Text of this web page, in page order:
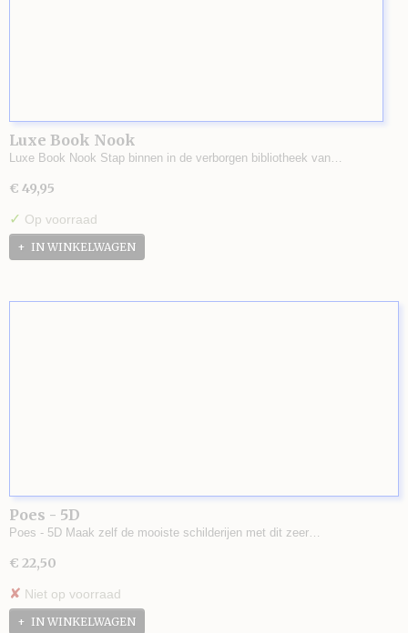
Luxe Book Nook
Luxe Book Nook Stap binnen in de verborgen bibliotheek van…
€ 49,95
✓ Op voorraad
IN WINKELWAGEN
Poes - 5D
Poes - 5D Maak zelf de mooiste schilderijen met dit zeer…
€ 22,50
✘ Niet op voorraad
IN WINKELWAGEN